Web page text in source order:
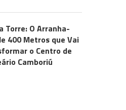
Torre: O Arranha-
400 Metros que Vai
o Centro de
Camboriú